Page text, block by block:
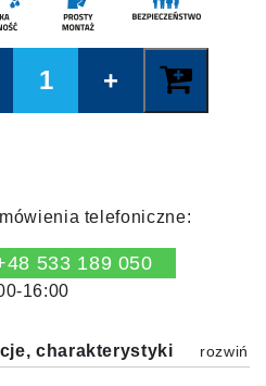
telefoniczne:
533 189 050
16:00
charakterystyki